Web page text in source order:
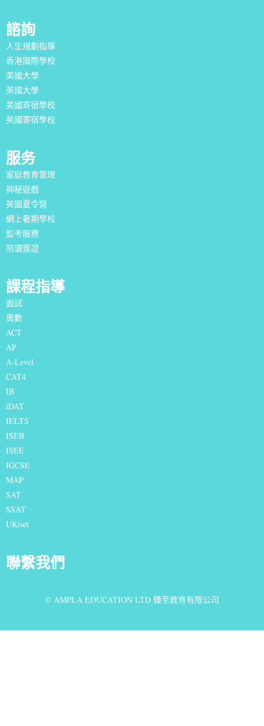
諮詢
人生規劃指導
香港國際學校
美國大學
英國大學
美國寄宿學校
英國寄宿學校
服务
家庭教育管理
神秘遊戲
英國夏令營
網上暑期學校
監考服務
陪讀簽證
課程指導
面試
奧數
ACT
AP
A-Level
CAT4
IB
iDAT
IELTS
ISEB
ISEE
IGCSE
MAP
SAT
SSAT
UKiset
聯繫我們
© AMPLA EDUCATION LTD 臻至教育有限公司